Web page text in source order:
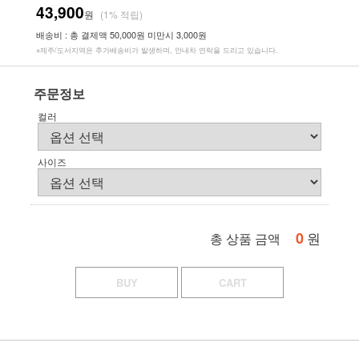
43,900원 (1% 적립)
배송비 : 총 결제액 50,000원 미만시 3,000원
※제주/도서지역은 추가배송비가 발생하며, 안내차 연락을 드리고 있습니다.
주문정보
컬러
사이즈
총 상품 금액 0 원
BUY CART